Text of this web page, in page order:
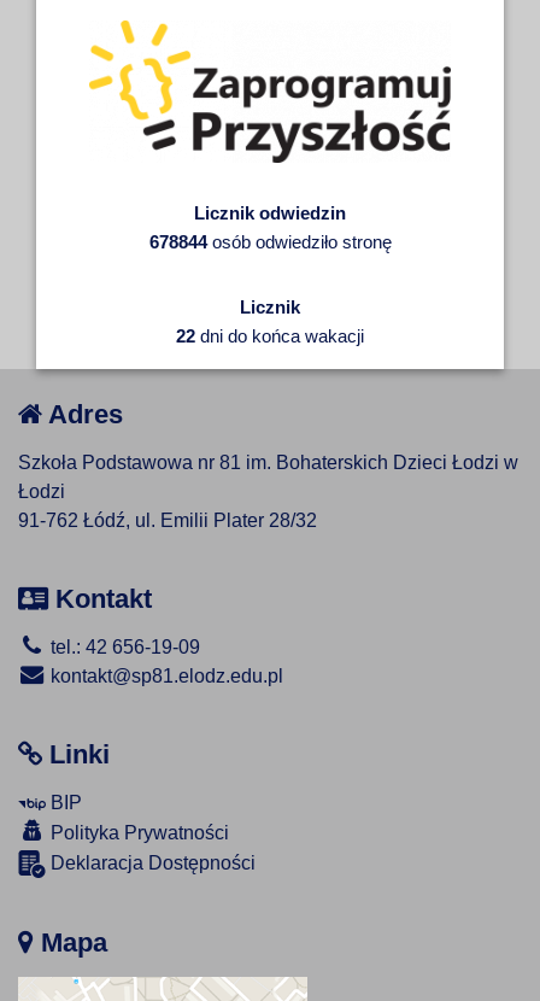
Licznik odwiedzin
678844osób odwiedziło stronę
Licznik
22 dni do końca wakacji
Adres
Szkoła Podstawowa nr 81 im. Bohaterskich Dzieci Łodzi w
Łodzi
91-762 Łódź, ul. Emilii Plater 28/32
Kontakt
tel.: 42 656-19-09
kontakt@sp81.elodz.edu.pl
Linki
BIP
Polityka Prywatności
Deklaracja Dostępności
Mapa